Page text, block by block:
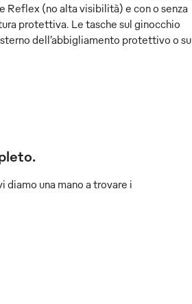
Reflex (no alta visibilità) e con o senza
protettiva. Le tasche sul ginocchio
dell’abbigliamento protettivo o su
diamo una mano a trovare i